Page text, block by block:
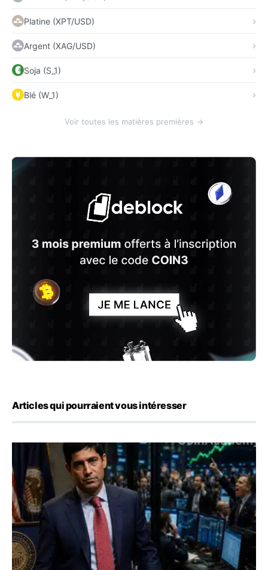
Platine (XPT/USD)
Argent (XAG/USD)
Soja (S_1)
Blé (W_1)
Voir toutes les matières premières →
Articles qui pourraient vous intéresser
Emploi américain : 23 000 postes détruits en juillet, les